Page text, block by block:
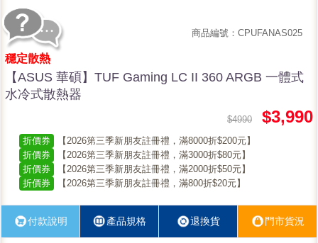
商品編號：CPUFANAS025
穩定散熱
【ASUS 華碩】TUF Gaming LC II 360 ARGB 一體式
水冷式散熱器
$4990 $3,990
折價券
【2026第三季新朋友註冊禮，滿8000折$200元】
折價券
【2026第三季新朋友註冊禮，滿3000折$80元】
折價券
【2026第三季新朋友註冊禮，滿2000折$50元】
折價券
【2026第三季新朋友註冊禮，滿800折$20元】
付款說明 產品規格 退換貨 門市貨況